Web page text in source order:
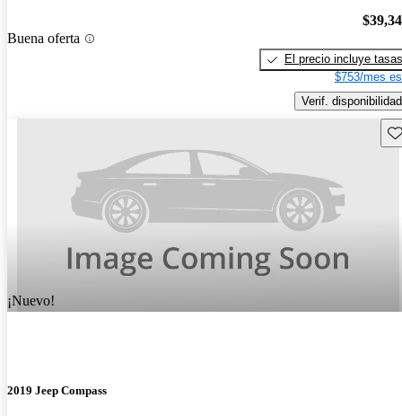
Buena oferta
El precio incluye tasas
$753/mes
Verif. disponibilidad
¡Nuevo!
2019 Jeep Compass